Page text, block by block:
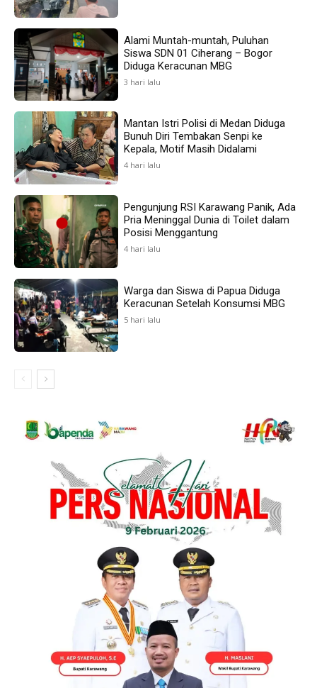
Alami Muntah-muntah, Puluhan
Siswa SDN 01 Ciherang – Bogor
Diduga Keracunan MBG
3 hari lalu
Mantan Istri Polisi di Medan Diduga
Bunuh Diri Tembakan Senpi ke
Kepala, Motif Masih Didalami
4 hari lalu
Pengunjung RSI Karawang Panik, Ada
Pria Meninggal Dunia di Toilet dalam
Posisi Menggantung
4 hari lalu
Warga dan Siswa di Papua Diduga
Keracunan Setelah Konsumsi MBG
5 hari lalu